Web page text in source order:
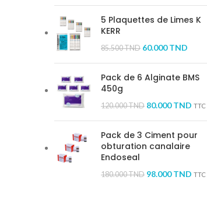
5 Plaquettes de Limes K
KERR
85.500TND 60.000TND
Pack de 6 Alginate BMS
450g
120.000TND 80.000TND TTC
Pack de 3 Ciment pour
obturation canalaire
Endoseal
180.000TND 98.000TND TTC